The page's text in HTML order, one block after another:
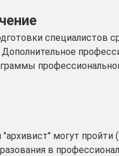
специалистов
могут пройти
в